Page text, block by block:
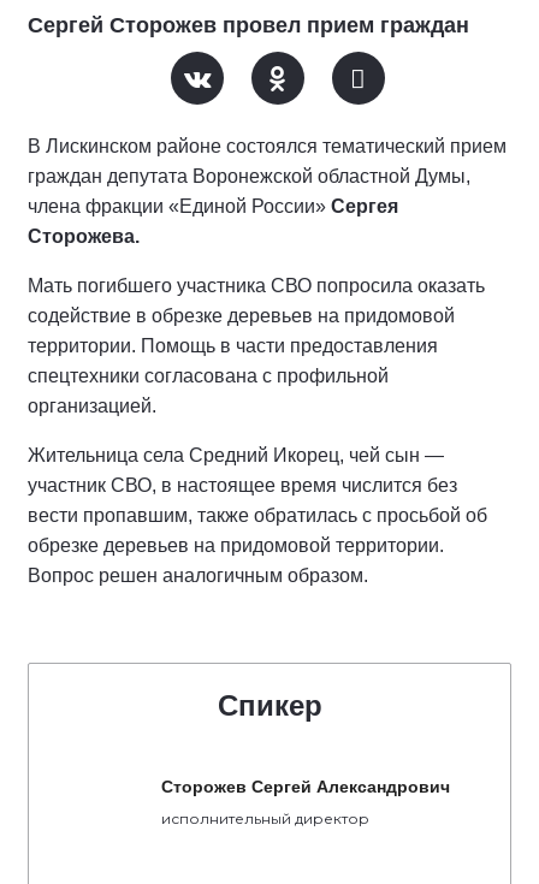
Сергей Сторожев провел прием граждан
В Лискинском районе состоялся тематический прием
граждан депутата Воронежской областной Думы,
члена фракции «Единой России» Сергея
Сторожева.
Мать погибшего участника СВО попросила оказать
содействие в обрезке деревьев на придомовой
территории. Помощь в части предоставления
спецтехники согласована с профильной
организацией.
Жительница села Средний Икорец, чей сын —
участник СВО, в настоящее время числится без
вести пропавшим, также обратилась с просьбой об
обрезке деревьев на придомовой территории.
Вопрос решен аналогичным образом.
Спикер
Сторожев Сергей Александрович
исполнительный директор